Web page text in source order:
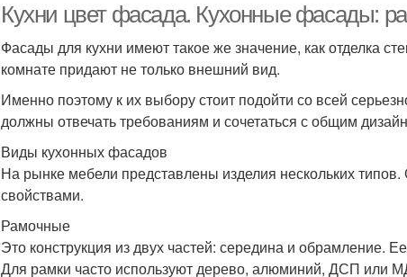
Кухни цвет фасада. Кухонные фасады:
Фасады для кухни имеют такое же значение, как отделка
комнате придают не только внешний вид.
Именно поэтому к их выбору стоит подойти со всей
должны отвечать требованиям и сочетаться с общим
Виды кухонных фасадов
На рынке мебели представлены изделия нескольких
свойствами.
Рамочные
Это конструкция из двух частей: середина и обрамление.
Для рамки часто используют дерево, алюминий, ДСП или